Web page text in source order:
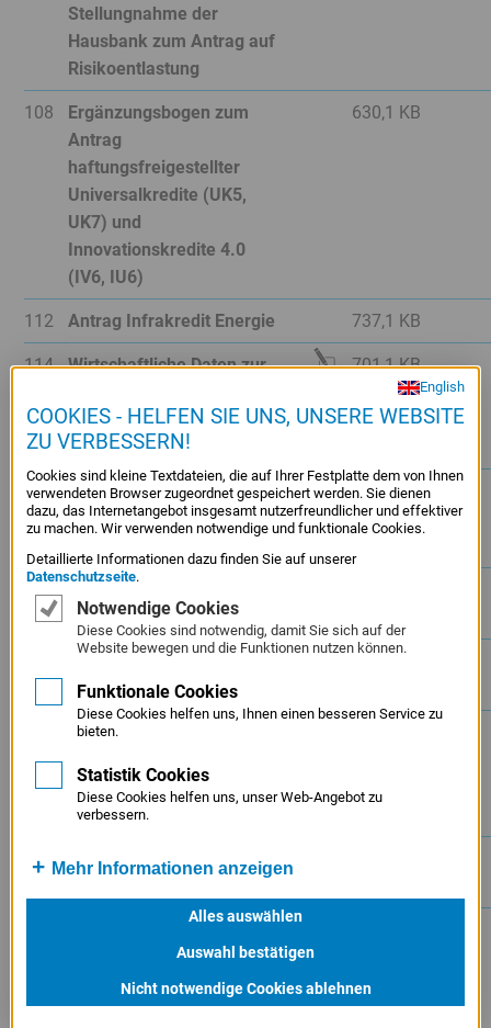
Stellungnahme der
Hausbank zum Antrag auf
Risikoentlastung
108
Ergänzungsbogen zum
Antrag
haftungsfreigestellter
Universalkredite (UK5,
UK7) und
Innovationskredite 4.0
(IV6, IU6)
630,1 KB
112 Antrag Infrakredit Energie 737,1 KB
114
Wirtschaftliche Daten zur
Engagements mit LfA-
Obligo größer 250 TEUR
Datei
editierbar
701,1 KB
115
Ergänzende Erklärung und
Hinweise zum Datenschutz
Nein 700,1 KB
116
Kommunal
editierbar
Förderfähige Maßnahmen
Innovationskredit 4.0
Nein
Erklärung zum Antrag auf
Darlehens/einer Bürgschaft
bei De-minimis-Beihilfen
125
Beihilfeantrag für das
Gewährung einer
Bürgschaft bei Rettungs-
und
Nein
English
COOKIES - HELFEN SIE UNS, UNSERE WEBSITE
ZU VERBESSERN!
Cookies sind kleine Textdateien, die auf Ihrer Festplatte dem von Ihnen
verwendeten Browser zugeordnet gespeichert werden. Sie dienen
dazu, das Internetangebot insgesamt nutzerfreundlicher und effektiver
zu machen. Wir verwenden notwendige und funktionale Cookies.
Detaillierte Informationen dazu finden Sie auf unserer
Datenschutzseite.
Notwendige Cookies
Diese Cookies sind notwendig, damit Sie sich auf der
Website bewegen und die Funktionen nutzen können.
Funktionale Cookies
Diese Cookies helfen uns, Ihnen einen besseren Service zu
bieten.
Statistik Cookies
Diese Cookies helfen uns, unser Web-Angebot zu
verbessern.
Mehr Informationen anzeigen
Alles auswählen
Auswahl bestätigen
Nicht notwendige Cookies ablehnen